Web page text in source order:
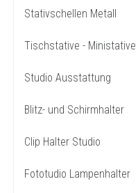
Stativschellen Metall
Tischstative - Ministative
Studio Ausstattung
Blitz- und Schirmhalter
Clip Halter Studio
Fototudio Lampenhalter